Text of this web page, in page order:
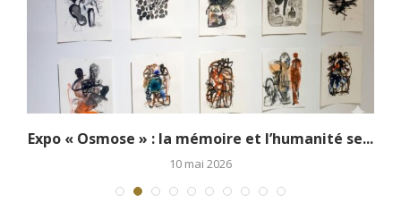
Expo « Osmose » : la mémoire et l’humanité se...
10 mai 2026